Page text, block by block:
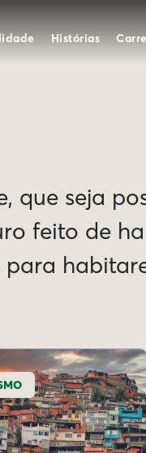
Histórias
que seja
feito de
para